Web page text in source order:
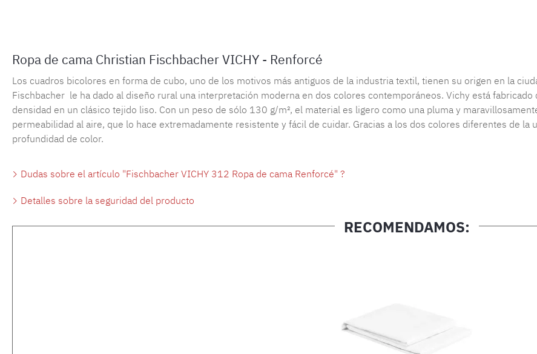
Ropa de cama Christian Fischbacher VICHY - Renforcé
Los cuadros bicolores en forma de cubo, uno de los motivos más antiguos de la industria textil, tienen su origen en la
Fischbacher le ha dado al diseño rural una interpretación moderna en dos colores contemporáneos. Vichy está
densidad en un clásico tejido liso. Con un peso de sólo 130 g/m², el material es ligero como una pluma y
permeabilidad al aire, que lo hace extremadamente resistente y fácil de cuidar. Gracias a los dos colores diferentes de
profundidad de color.
Dudas sobre el artículo "Fischbacher VICHY 312 Ropa de cama Renforcé" ?
Detalles sobre la seguridad del producto
RECOMENDAMOS: